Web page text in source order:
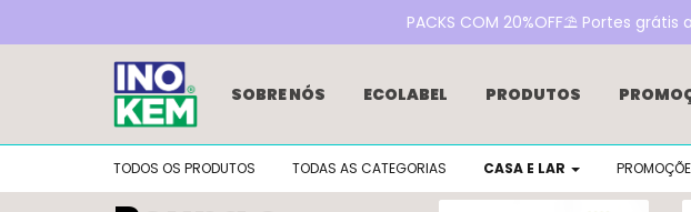
PACKS COM 20%OFF⛱️ Portes
SOBRE NÓS ECOLABEL PRODUTOS
BLOG
NOTÍCIAS FAQS CONTACTOS
TODOS OS PRODUTOS TODAS AS CATEGORIAS CASA E LAR